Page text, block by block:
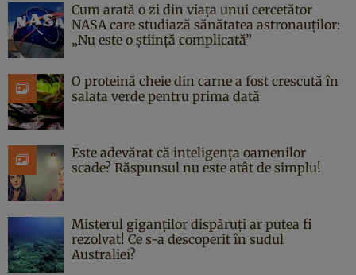
Cum arată o zi din viața unui cercetător
NASA care studiază sănătatea astronauților:
„Nu este o știință complicată”
O proteină cheie din carne a fost crescută în
salata verde pentru prima dată
Este adevărat că inteligența oamenilor
scade? Răspunsul nu este atât de simplu!
Misterul giganților dispăruți ar putea fi
rezolvat! Ce s-a descoperit în sudul
Australiei?